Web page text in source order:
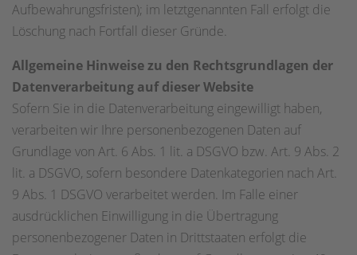
Aufbewahrungsfristen); im letztgenannten Fall erfolgt die
Löschung nach Fortfall dieser Gründe.
Allgemeine Hinweise zu den Rechtsgrundlagen der
Datenverarbeitung auf dieser Website
Sofern Sie in die Datenverarbeitung eingewilligt haben,
verarbeiten wir Ihre personenbezogenen Daten auf
Grundlage von Art. 6 Abs. 1 lit. a DSGVO bzw. Art. 9 Abs. 2
lit. a DSGVO, sofern besondere Datenkategorien nach Art.
9 Abs. 1 DSGVO verarbeitet werden. Im Falle einer
ausdrücklichen Einwilligung in die Übertragung
personenbezogener Daten in Drittstaaten erfolgt die